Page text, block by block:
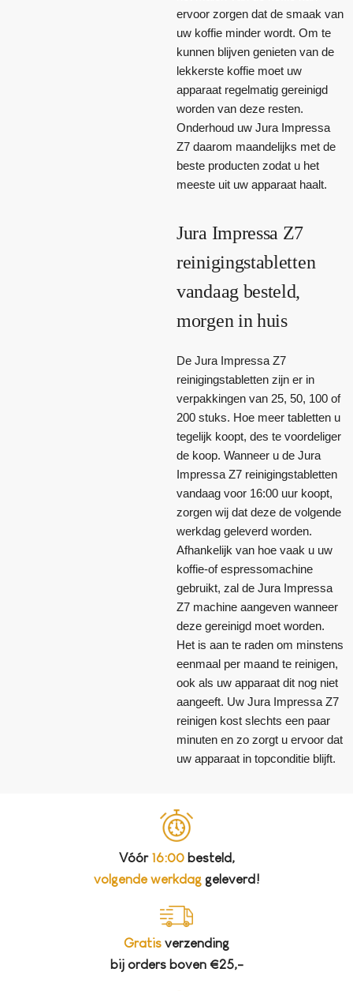
ervoor zorgen dat de smaak van
uw koffie minder wordt. Om te
kunnen blijven genieten van de
lekkerste koffie moet uw
apparaat regelmatig gereinigd
worden van deze resten.
Onderhoud uw Jura Impressa
Z7 daarom maandelijks met de
beste producten zodat u het
meeste uit uw apparaat haalt.
Jura Impressa Z7
reinigingstabletten
vandaag besteld,
morgen in huis
De Jura Impressa Z7
reinigingstabletten zijn er in
verpakkingen van 25, 50, 100 of
200 stuks. Hoe meer tabletten u
tegelijk koopt, des te voordeliger
de koop. Wanneer u de Jura
Impressa Z7 reinigingstabletten
vandaag voor 16:00 uur koopt,
zorgen wij dat deze de volgende
werkdag geleverd worden.
Afhankelijk van hoe vaak u uw
koffie-of espressomachine
gebruikt, zal de Jura Impressa
Z7 machine aangeven wanneer
deze gereinigd moet worden.
Het is aan te raden om minstens
eenmaal per maand te reinigen,
ook als uw apparaat dit nog niet
aangeeft. Uw Jura Impressa Z7
reinigen kost slechts een paar
minuten en zo zorgt u ervoor dat
uw apparaat in topconditie blijft.
Vóór 16:00besteld,
volgende werkdaggeleverd!
Gratis verzending
bij orders boven €25,-